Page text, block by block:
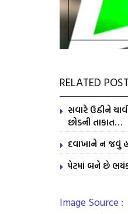
RELATED
સવારે ઉઠીને
છોડની તાકાત…
દવાખાને ન જવું
પેટમાં બને છે
Image Source :